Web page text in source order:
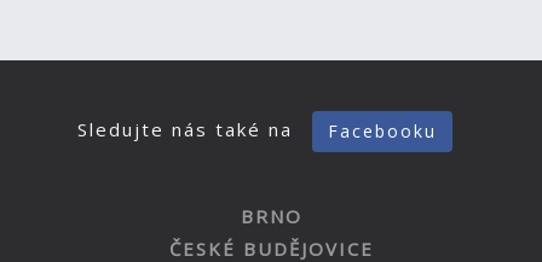
Sledujte nás také na Facebooku
BRNO
ČESKÉ BUDĚJOVICE